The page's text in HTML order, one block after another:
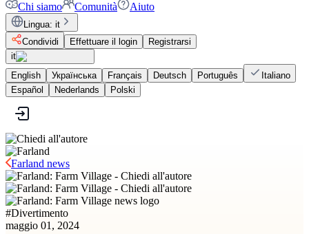
Chi siamo Comunità Aiuto
Lingua: it
Condividi
Effettuare il login
Registrarsi
it
English
Українська Français Deutsch Português
Italiano
Español
Nederlands Polski
Farland news
#Divertimento
maggio 01, 2024